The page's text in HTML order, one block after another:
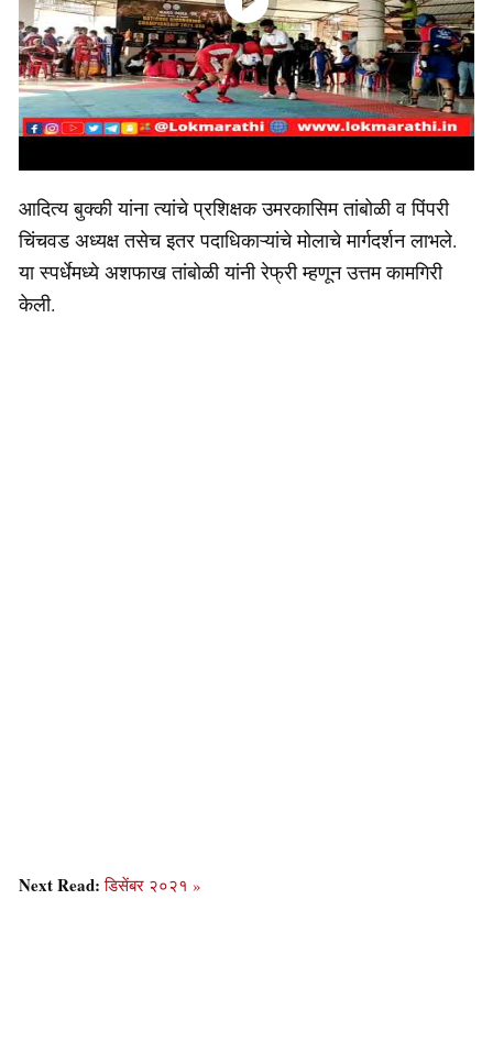
आदित्य बुक्की यांना त्यांचे प्रशिक्षक उमरकासिम तांबोळी व पिंपरी
चिंचवड अध्यक्ष तसेच इतर पदाधिकाऱ्यांचे मोलाचे मार्गदर्शन लाभले.
या स्पर्धेमध्ये अशफाख तांबोळी यांनी रेफ्री म्हणून उत्तम कामगिरी
केली.
Next Read:डिसेंबर २०२१ »